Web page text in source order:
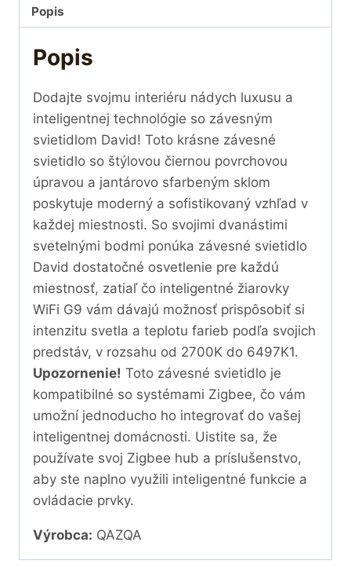
Popis
Popis
Dodajte svojmu interiéru nádych luxusu a
inteligentnej technológie so závesným
svietidlom David! Toto krásne závesné
svietidlo so štýlovou čiernou povrchovou
úpravou a jantárovo sfarbeným sklom
poskytuje moderný a sofistikovaný vzhľad v
každej miestnosti. So svojimi dvanástimi
svetelnými bodmi ponúka závesné svietidlo
David dostatočné osvetlenie pre každú
miestnosť, zatiaľ čo inteligentné žiarovky
WiFi G9 vám dávajú možnosť prispôsobiť si
intenzitu svetla a teplotu farieb podľa svojich
predstáv, v rozsahu od 2700K do 6497K1.
Upozornenie! Toto závesné svietidlo je
kompatibilné so systémami Zigbee, čo vám
umožní jednoducho ho integrovať do vašej
inteligentnej domácnosti. Uistite sa, že
používate svoj Zigbee hub a príslušenstvo,
aby ste naplno využili inteligentné funkcie a
ovládacie prvky.
Výrobca: QAZQA